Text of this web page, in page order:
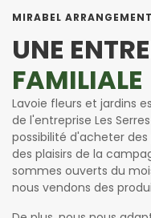
MIRABEL
UNE
FAMILIALE
Lavoie fleurs et jardins
de l'entreprise Les
possibilité d'acheter
des plaisirs de la
sommes ouverts du
nous vendons des